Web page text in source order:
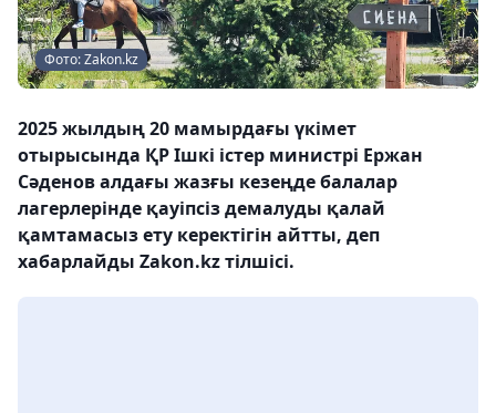
Фото: Zakon.kz
2025 жылдың 20 мамырдағы үкімет
отырысында ҚР Ішкі істер министрі Ержан
Сәденов алдағы жазғы кезеңде балалар
лагерлерінде қауіпсіз демалуды қалай
қамтамасыз ету керектігін айтты, деп
хабарлайды Zakon.kz тілшісі.